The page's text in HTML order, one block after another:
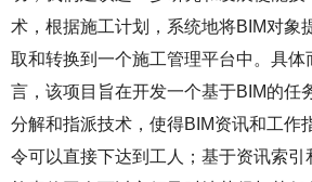
术，根据施工计划，系统地将BIM对象
取和转换到一个施工管理平台中。具体
言，该项目旨在开发一个基于BIM的任
分解和指派技术，使得BIM资讯和工作
令可以直接下达到工人；基于资讯索引